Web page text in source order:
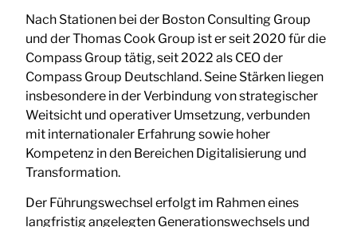
Nach Stationen bei der Boston Consulting Group
und der Thomas Cook Group ist er seit 2020 für die
Compass Group tätig, seit 2022 als CEO der
Compass Group Deutschland. Seine Stärken liegen
insbesondere in der Verbindung von strategischer
Weitsicht und operativer Umsetzung, verbunden
mit internationaler Erfahrung sowie hoher
Kompetenz in den Bereichen Digitalisierung und
Transformation.
Der Führungswechsel erfolgt im Rahmen eines
langfristig angelegten Generationswechsels und